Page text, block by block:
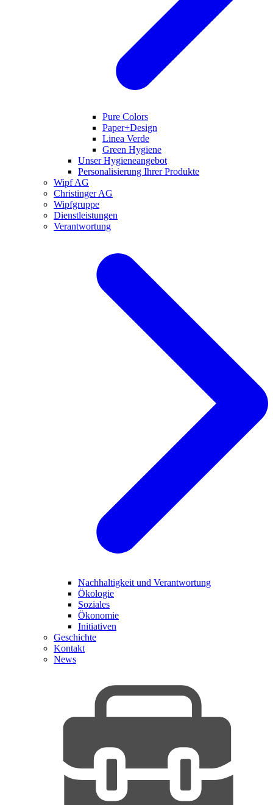
Pure Colors
Paper+Design
Linea Verde
Green Hygiene
Unser Hygieneangebot
Personalisierung Ihrer Produkte
Wipf AG
Christinger AG
Wipfgruppe
Dienstleistungen
Verantwortung
Nachhaltigkeit und Verantwortung
Ökologie
Soziales
Ökonomie
Initiativen
Geschichte
Kontakt
News